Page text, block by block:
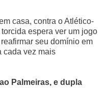
casa, contra o Atlético-
espera ver um jogo
seu domínio em
cada vez mais
Palmeiras, e dupla